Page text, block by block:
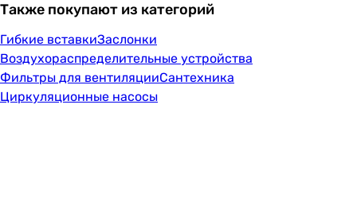
Также покупают из категорий
Гибкие вставкиЗаслонки
Воздухораспределительные устройства
Фильтры для вентиляцииСантехника
Циркуляционные насосы